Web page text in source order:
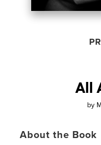
All
by
About the Book